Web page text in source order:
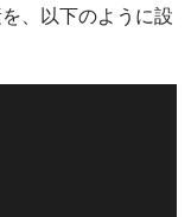
、以下のように設